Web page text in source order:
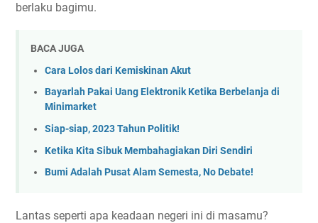
berlaku bagimu.
BACA JUGA
Cara Lolos dari Kemiskinan Akut
Bayarlah Pakai Uang Elektronik Ketika Berbelanja di
Minimarket
Siap-siap, 2023 Tahun Politik!
Ketika Kita Sibuk Membahagiakan Diri Sendiri
Bumi Adalah Pusat Alam Semesta, No Debate!
Lantas seperti apa keadaan negeri ini di masamu?